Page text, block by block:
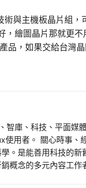
與主機板晶片組
，繪圖晶片那就更
品，如果交給台灣
智庫、科技、平面媒
使用者。 關心時事、
。是能善用科技的
概念的多元內容工作